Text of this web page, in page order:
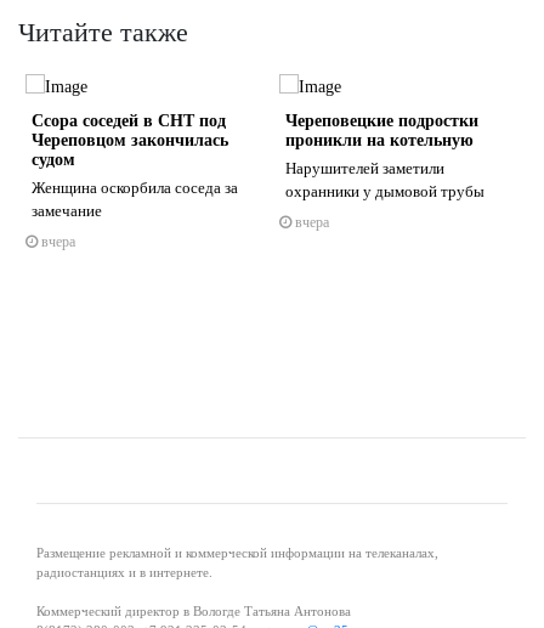
Читайте также
Ссора соседей в СНТ под
Череповцом закончилась
судом
Женщина оскорбила соседа за
замечание
вчера
Череповецкие подростки
проникли на котельную
Нарушителей заметили
охранники у дымовой трубы
вчера
Размещение рекламной и коммерческой информации на телеканалах,
радиостанциях и в интернете.
Коммерческий директор в Вологде Татьяна Антонова